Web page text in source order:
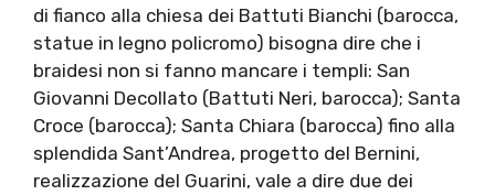
di fianco alla chiesa dei Battuti Bianchi (barocca,
statue in legno policromo) bisogna dire che i
braidesi non si fanno mancare i templi: San
Giovanni Decollato (Battuti Neri, barocca); Santa
Croce (barocca); Santa Chiara (barocca) fino alla
splendida Sant’Andrea, progetto del Bernini,
realizzazione del Guarini, vale a dire due dei